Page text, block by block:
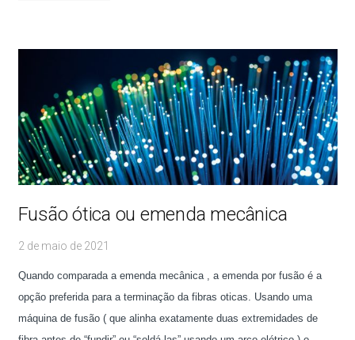
Fusão ótica ou emenda mecânica
2 de maio de 2021
Quando comparada a emenda mecânica , a emenda por fusão é a
opção preferida para a terminação da fibras oticas. Usando uma
máquina de fusão ( que alinha exatamente duas extremidades de